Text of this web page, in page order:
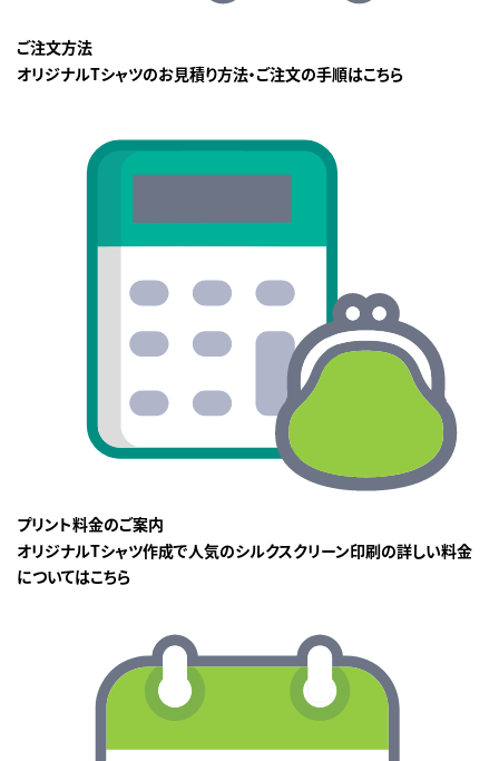
ご注文方法
オリジナルTシャツのお見積り方法・ご注文の手順はこちら
プリント料金のご案内
オリジナルTシャツ作成で人気のシルクスクリーン印刷の詳しい料金
についてはこちら